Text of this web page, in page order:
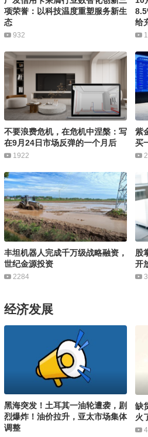
项荣誉：以科技温度重塑服务新生
态
932
给
不要浪费危机，在危机中涅槃：写
在9月24日市场反弹的一个月后
1922
紫
买
丰坦机器人完成千万级战略融资，
世纪金源投资
2284
股
开
经济发展
黑海突发！土耳其一油轮遭袭，剧
烈爆炸！油价拉升，亚太市场集体
调整
缺
火